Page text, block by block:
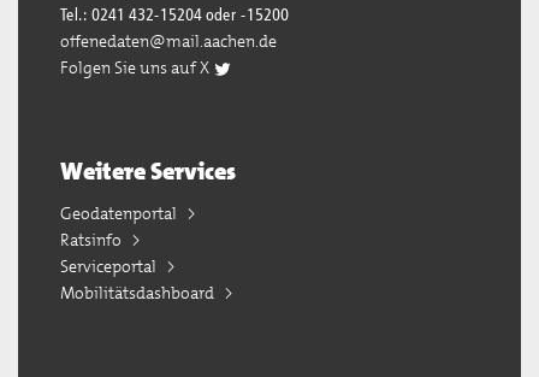
Tel.: 0241 432-15204 oder -15200
offenedaten@mail.aachen.de
Folgen Sie uns auf X
Weitere Services
Geodatenportal
Ratsinfo
Serviceportal
Mobilitätsdashboard